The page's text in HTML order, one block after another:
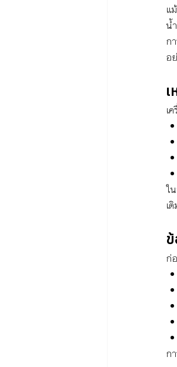
แ
น้
ก
อ
เ
ใ
เ
ก่
ก